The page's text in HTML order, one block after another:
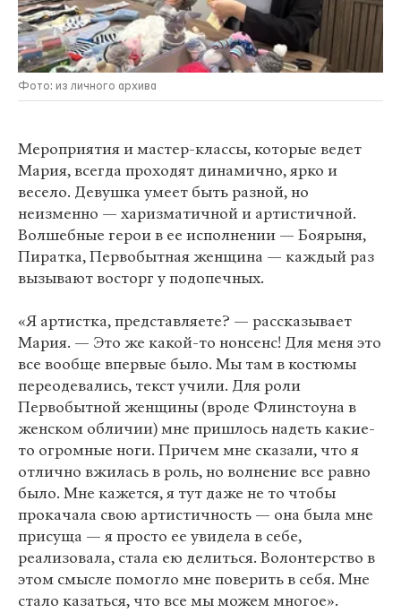
Фото: из личного архива
Мероприятия и мастер-классы, которые ведет
Мария, всегда проходят динамично, ярко и
весело. Девушка умеет быть разной, но
неизменно — харизматичной и артистичной.
Волшебные герои в ее исполнении — Боярыня,
Пиратка, Первобытная женщина — каждый раз
вызывают восторг у подопечных.
«Я артистка, представляете? — рассказывает
Мария. — Это же какой-то нонсенс! Для меня это
все вообще впервые было. Мы там в костюмы
переодевались, текст учили. Для роли
Первобытной женщины (вроде Флинстоуна в
женском обличии) мне пришлось надеть какие-
то огромные ноги. Причем мне сказали, что я
отлично вжилась в роль, но волнение все равно
было. Мне кажется, я тут даже не то чтобы
прокачала свою артистичность — она была мне
присуща — я просто ее увидела в себе,
реализовала, стала ею делиться. Волонтерство в
этом смысле помогло мне поверить в себя. Мне
стало казаться, что все мы можем многое».